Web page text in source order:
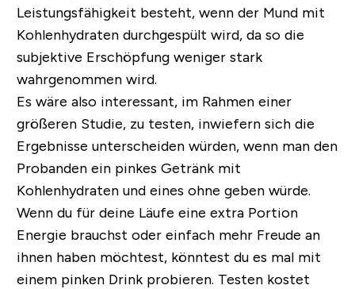
Leistungsfähigkeit besteht, wenn der Mund mit
Kohlenhydraten durchgespült wird, da so die
subjektive Erschöpfung weniger stark
wahrgenommen wird.
Es wäre also interessant, im Rahmen einer
größeren Studie, zu testen, inwiefern sich die
Ergebnisse unterscheiden würden, wenn man den
Probanden ein pinkes Getränk mit
Kohlenhydraten und eines ohne geben würde.
Wenn du für deine Läufe eine extra Portion
Energie brauchst oder einfach mehr Freude an
ihnen haben möchtest, könntest du es mal mit
einem pinken Drink probieren. Testen kostet